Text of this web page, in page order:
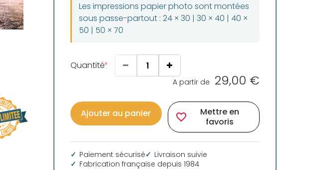
Les impressions papier photo sont montées
sous passe-partout : 24 × 30 | 30 × 40 | 40 ×
50 | 50 × 70
Quantité
A partir de 29,00 €
Ajouter au panier favorite_border
Mettre en
favoris
Paiement sécurisé
Livraison suivie
Fabrication française depuis 1984